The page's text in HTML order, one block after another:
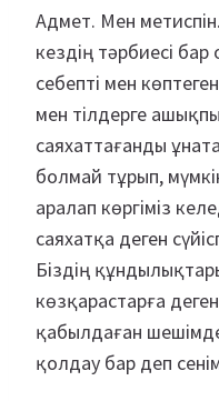
Адмет. Мен
кездің тәрбиесі
себепті мен
мен тілдерге
саяхаттағанды
болмай тұрып,
аралап көргіміз
саяхатқа деген
Біздің
көзқарастарға
қабылдаған
қолдау бар деп